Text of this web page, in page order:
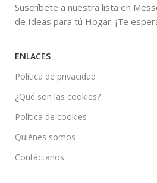
Suscríbete a nuestra lista en
de Ideas para tú Hogar. ¡Te
ENLACES
Política de privacidad
¿Qué son las cookies?
Política de cookies
Quiénes somos
Contáctanos